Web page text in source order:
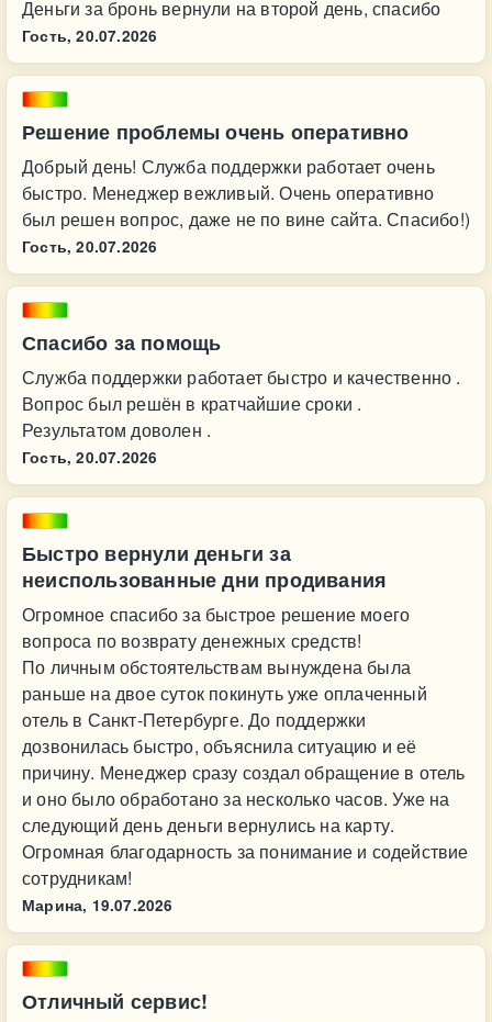
Деньги за бронь вернули на второй день, спасибо
Гость, 20.07.2026
Решение проблемы очень оперативно
Добрый день! Служба поддержки работает очень
быстро. Менеджер вежливый. Очень оперативно
был решен вопрос, даже не по вине сайта. Спасибо!)
Гость, 20.07.2026
Спасибо за помощь
Служба поддержки работает быстро и качественно .
Вопрос был решён в кратчайшие сроки .
Результатом доволен .
Гость, 20.07.2026
Быстро вернули деньги за
неиспользованные дни продивания
Огромное спасибо за быстрое решение моего
вопроса по возврату денежных средств!
По личным обстоятельствам вынуждена была
раньше на двое суток покинуть уже оплаченный
отель в Санкт-Петербурге. До поддержки
дозвонилась быстро, объяснила ситуацию и её
причину. Менеджер сразу создал обращение в отель
и оно было обработано за несколько часов. Уже на
следующий день деньги вернулись на карту.
Огромная благодарность за понимание и содействие
сотрудникам!
Марина, 19.07.2026
Отличный сервис!